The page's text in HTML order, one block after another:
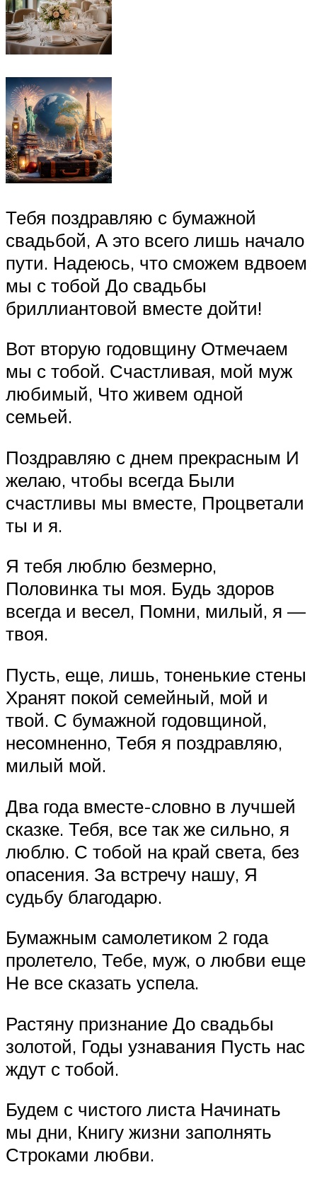
Тебя поздравляю с бумажной
свадьбой, А это всего лишь начало
пути. Надеюсь, что сможем вдвоем
мы с тобой До свадьбы
бриллиантовой вместе дойти!
Вот вторую годовщину Отмечаем
мы с тобой. Счастливая, мой муж
любимый, Что живем одной
семьей.
Поздравляю с днем прекрасным И
желаю, чтобы всегда Были
счастливы мы вместе, Процветали
ты и я.
Я тебя люблю безмерно,
Половинка ты моя. Будь здоров
всегда и весел, Помни, милый, я —
твоя.
Пусть, еще, лишь, тоненькие стены
Хранят покой семейный, мой и
твой. С бумажной годовщиной,
несомненно, Тебя я поздравляю,
милый мой.
Два года вместе-словно в лучшей
сказке. Тебя, все так же сильно, я
люблю. С тобой на край света, без
опасения. За встречу нашу, Я
судьбу благодарю.
Бумажным самолетиком 2 года
пролетело, Тебе, муж, о любви еще
Не все сказать успела.
Растяну признание До свадьбы
золотой, Годы узнавания Пусть нас
ждут с тобой.
Будем с чистого листа Начинать
мы дни, Книгу жизни заполнять
Строками любви.